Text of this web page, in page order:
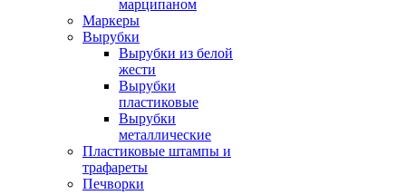
марципаном
Маркеры
Вырубки
Вырубки из белой
жести
Вырубки
пластиковые
Вырубки
металлические
Пластиковые штампы и
трафареты
Печворки